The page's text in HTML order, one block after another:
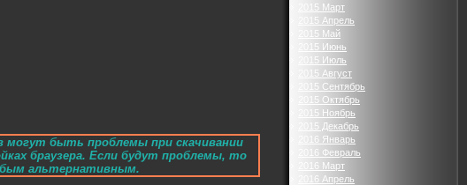
могут быть проблемы при скачивании
браузера. Если будут проблемы, то
альтернативным.
2015 Март
2015 Апрель
2015 Май
2015 Июнь
2015 Июль
2015 Август
2015 Сентябрь
2015 Октябрь
2015 Ноябрь
2015 Декабрь
2016 Январь
2016 Февраль
2016 Март
2016 Апрель